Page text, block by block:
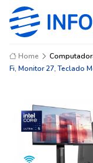
Home
Fi, Monitor 27, Teclado